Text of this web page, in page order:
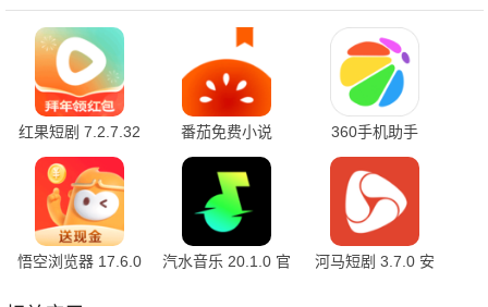
红果短剧 7.2.7.32
官方版
番茄免费小说
7.2.7.32 安卓版
360手机助手
10.2.2 官方版
悟空浏览器 17.6.0
汽水音乐 20.1.0 官
河马短剧 3.7.0 安